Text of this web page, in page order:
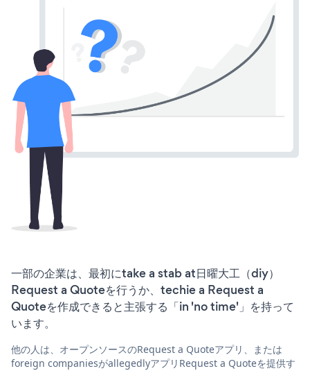
一部の企業は、最初にtake a stab at日曜大工（diy）
Request a Quoteを行うか、techie a Request a
Quoteを作成できると主張する「in 'no time'」を持って
います。
他の人は、オープンソースのRequest a Quoteアプリ、または
foreign companiesがallegedlyアプリRequest a Quoteを提供す